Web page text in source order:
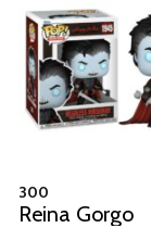
300
Reina Gorgo